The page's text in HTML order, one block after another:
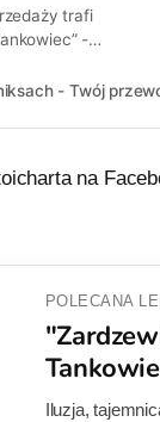
trafi
-
Dzięki
nieco
Wam
zakończonej
- Twój
na
POLECANA
Iluzja,